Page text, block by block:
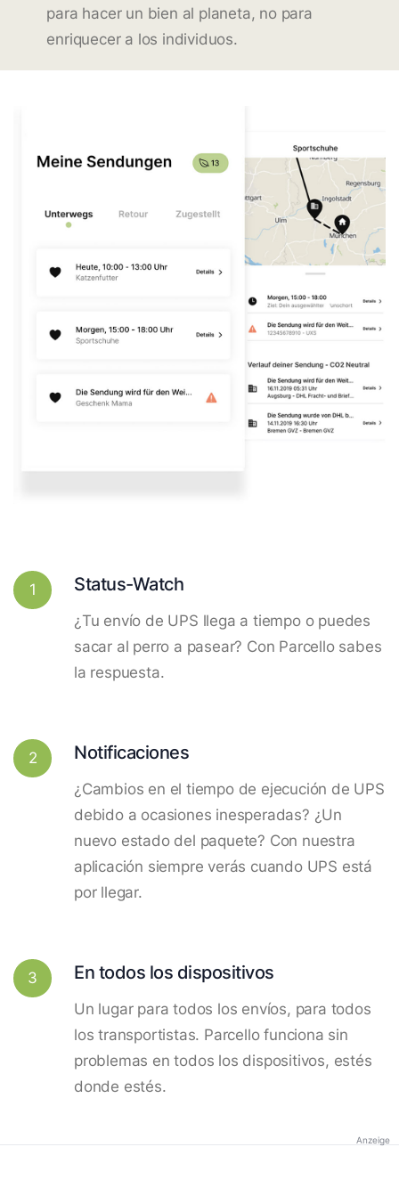
para hacer un bien al planeta, no para
enriquecer a los individuos.
1 Status-Watch
¿Tu envío de UPS llega a tiempo o puedes
sacar al perro a pasear? Con Parcello sabes
la respuesta.
2 Notificaciones
¿Cambios en el tiempo de ejecución de UPS
debido a ocasiones inesperadas? ¿Un
nuevo estado del paquete? Con nuestra
aplicación siempre verás cuando UPS está
por llegar.
3 En todos los dispositivos
Un lugar para todos los envíos, para todos
los transportistas. Parcello funciona sin
problemas en todos los dispositivos, estés
donde estés.
Anzeige